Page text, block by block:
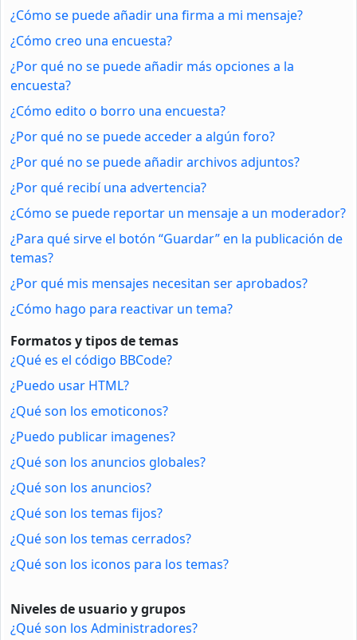
¿Cómo se puede añadir una firma a mi mensaje?
¿Cómo creo una encuesta?
¿Por qué no se puede añadir más opciones a la
encuesta?
¿Cómo edito o borro una encuesta?
¿Por qué no se puede acceder a algún foro?
¿Por qué no se puede añadir archivos adjuntos?
¿Por qué recibí una advertencia?
¿Cómo se puede reportar un mensaje a un moderador?
¿Para qué sirve el botón “Guardar” en la publicación de
temas?
¿Por qué mis mensajes necesitan ser aprobados?
¿Cómo hago para reactivar un tema?
Formatos y tipos de temas
¿Qué es el código BBCode?
¿Puedo usar HTML?
¿Qué son los emoticonos?
¿Puedo publicar imagenes?
¿Qué son los anuncios globales?
¿Qué son los anuncios?
¿Qué son los temas fijos?
¿Qué son los temas cerrados?
¿Qué son los iconos para los temas?
Niveles de usuario y grupos
¿Qué son los Administradores?